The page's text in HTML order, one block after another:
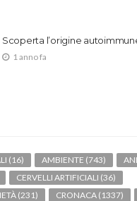
Scoperta l’origine
1 anno fa
(16) AMBIENTE (743)
CERVELLI ARTIFICIALI (36)
(231) CRONACA (1337)